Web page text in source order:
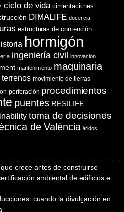
ciclo de vida cimentaciones
DIMALIFE docencia
estructuras de contención
hormigón
ingeniería civil innovación
mantenimiento maquinaria
terrenos movimiento de tierras
perforación procedimientos
puentes RESILIFE
toma de decisiones
de València áridos
crece antes de construirse
ambiental de edificios e
cuando la divulgación en